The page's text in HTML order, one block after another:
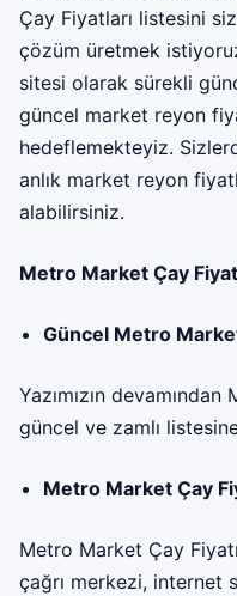
Çay Fiyatları listesini
çözüm üretmek
sitesi olarak sürekli
güncel market reyon
hedeflemekteyiz.
anlık market reyon
alabilirsiniz.
Metro Market Çay
Güncel Metro
Yazımızın
güncel ve zamlı
Metro Market Çay
Metro Market Çay
çağrı merkezi, internet